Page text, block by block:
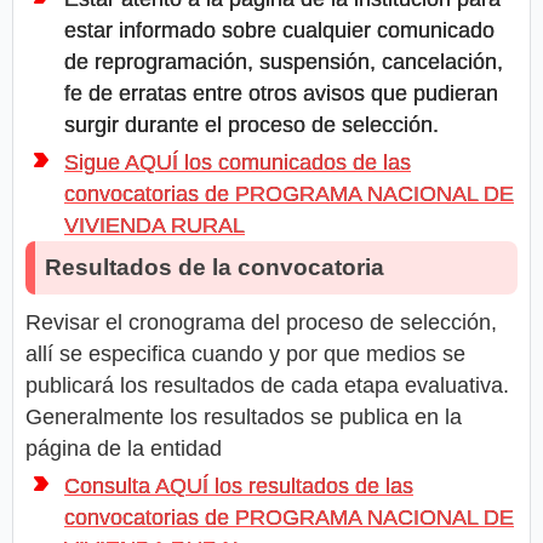
estar informado sobre cualquier comunicado
de reprogramación, suspensión, cancelación,
fe de erratas entre otros avisos que pudieran
surgir durante el proceso de selección.
Sigue AQUÍ los comunicados de las
convocatorias de PROGRAMA NACIONAL DE
VIVIENDA RURAL
Resultados de la convocatoria
Revisar el cronograma del proceso de selección,
allí se especifica cuando y por que medios se
publicará los resultados de cada etapa evaluativa.
Generalmente los resultados se publica en la
página de la entidad
Consulta AQUÍ los resultados de las
convocatorias de PROGRAMA NACIONAL DE